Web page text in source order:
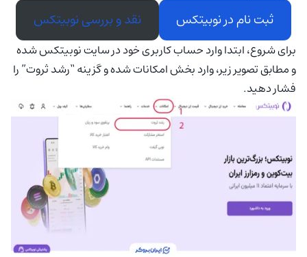
ثبت نام در نوبیتکس نقد و بررسی نوبیتکس
برای شروع، ابتدا وارد حساب کاربری خود در سایت نوبیتکس شده
و مطابق تصویر زیر، وارد بخش امکانات شده و گزینه “رشد ثروت” را
فشار دهید.